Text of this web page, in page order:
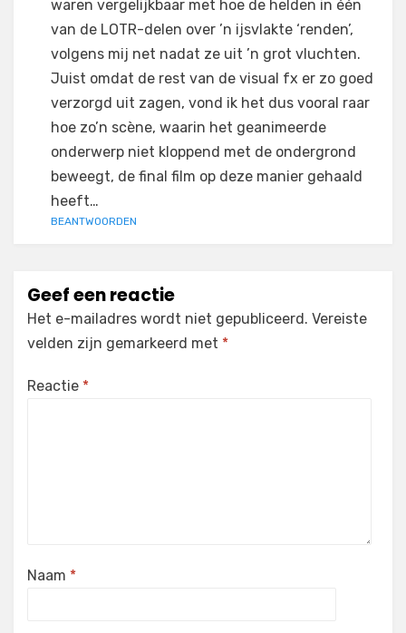
waren vergelijkbaar met hoe de helden in één
van de LOTR-delen over ’n ijsvlakte ‘renden’,
volgens mij net nadat ze uit ’n grot vluchten.
Juist omdat de rest van de visual fx er zo goed
verzorgd uit zagen, vond ik het dus vooral raar
hoe zo’n scène, waarin het geanimeerde
onderwerp niet kloppend met de ondergrond
beweegt, de final film op deze manier gehaald
heeft…
BEANTWOORDEN
Geef een reactie
Het e-mailadres wordt niet gepubliceerd. Vereiste
velden zijn gemarkeerd met *
Reactie *
Naam *